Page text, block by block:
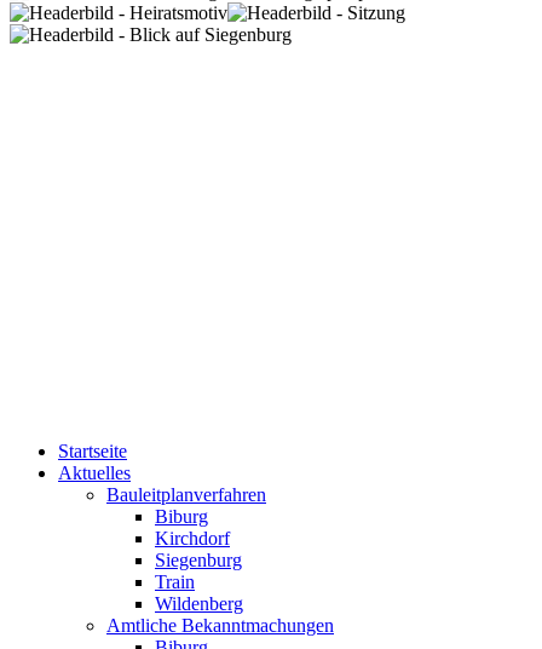
Startseite
Aktuelles
Bauleitplanverfahren
Biburg
Kirchdorf
Siegenburg
Train
Wildenberg
Amtliche Bekanntmachungen